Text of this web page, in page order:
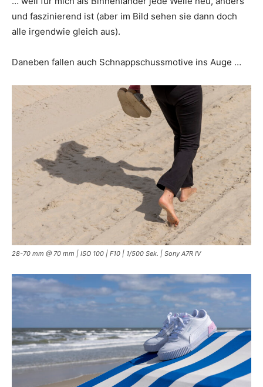
und faszinierend ist (aber im Bild sehen sie dann doch
alle irgendwie gleich aus).
Daneben fallen auch Schnappschussmotive ins Auge …
28-70 mm @ 70 mm | ISO 100 | F10 | 1/500 Sek. | Sony A7R IV